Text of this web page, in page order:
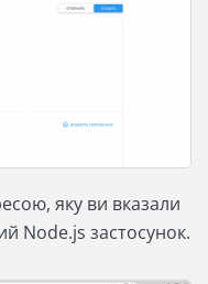
яку ви вказали
Node.js застосунок.